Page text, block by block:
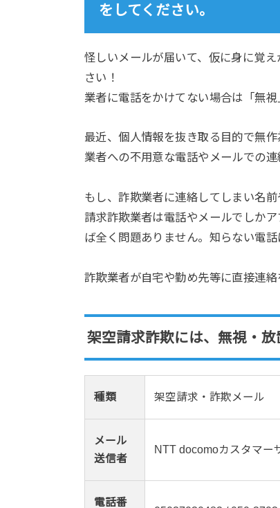
をしてください。
怪しいメールが届いて、仮に身に覚
さい！
業者に電話をかけてない場合は「無
最近、個人情報を抜き取る目的で無
業者への不用意な電話やメールでの
もし、詐欺業者に連絡してしまい名
請求詐欺業者は電話やメールでしか
ば全く問題ありません。知らない電
詐欺業者が自宅や勤め先等に直接連
架空請求詐欺には、無視・
種類 架空請求・詐欺メール
メール
送信者
NTT docomoカスタマー
電話番